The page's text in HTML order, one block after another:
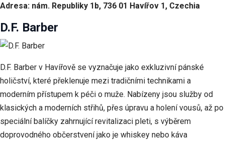
Adresa: nám. Republiky 1b, 736 01 Havířov 1, Czechia
D.F. Barber
D.F. Barber v Havířově se vyznačuje jako exkluzivní pánské
holičství, které překlenuje mezi tradičními technikami a
moderním přístupem k péči o muže. Nabízeny jsou služby od
klasických a moderních střihů, přes úpravu a holení vousů, až po
speciální balíčky zahrnující revitalizaci pleti, s výběrem
doprovodného občerstvení jako je whiskey nebo káva